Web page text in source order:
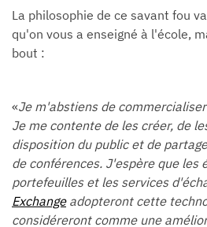
La philosophie de ce savant fou
qu'on vous a enseigné à l'école,
bout :
«Je m'abstiens de
Je me contente de les créer, de
disposition du public et de
de conférences. J'espère que les
portefeuilles et les services
Exchangeadopteront cette
considéreront comme une